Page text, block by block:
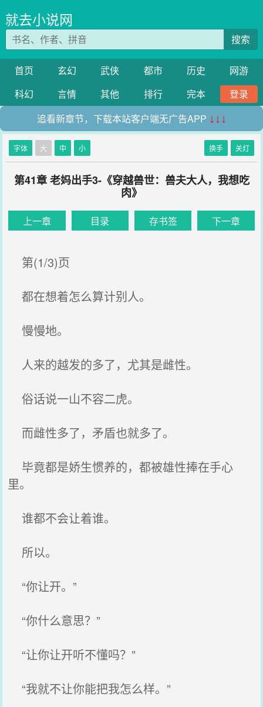
就去小说网
搜索
首页 玄幻 武侠 都市 历史
网游
科幻
言情 其他 排行 完本
登录
追看新章节，下载本站客户端无广告APP ↓↓↓
字体 大 中 小 换手 关灯
第41章 老妈出手3-《穿越兽世：兽夫大人，我想吃
肉》
上一章 目录 存书签 下一章
第(1/3)页
都在想着怎么算计别人。
慢慢地。
人来的越发的多了，尤其是雌性。
俗话说一山不容二虎。
而雌性多了，矛盾也就多了。
毕竟都是娇生惯养的，都被雄性捧在手心
里。
谁都不会让着谁。
所以。
“你让开。”
“你什么意思？”
“让你让开听不懂吗？”
“我就不让你能把我怎么样。”